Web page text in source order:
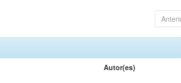
Autor(es)